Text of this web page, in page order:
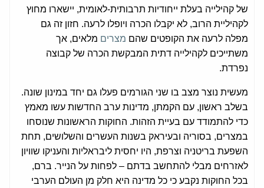
של קהילייה בעלת ייחודיות תרבותית-לאומית, יישארו מחוץ
לקהיליית הרוב, לא יקבלו הכרה ויופלו לרעה. חזון זה גם
מפלה לרעה את הקופטים שהם מצרים מלאים, אך
משתייכים לקהילייה דתית המבקשת הכרה של קבוצה
נפרדת.
מעשית נוצר מצב בו שני הגורמים פעלו גם יחד במינון שונה.
בשלב ראשון, עם הקמתן, מדינות ערב החדשות עשו מאמץ
כדי להתמודד עם בעיית הזהות. החוקות הראשונות שנוסחו
במצרים, בסוריה ובעיראק בשנות העשרים והשלושים, תחת
השפעת בריטניה וצרפת, היו יחסית ליבראליות והעניקו שוויון
לאזרחים מבלי להתחשב בדתם – לפחות על הנייר. ברם,
בכל החוקות נקבע כי כל מדינה היא חלק מן העולם הערבי